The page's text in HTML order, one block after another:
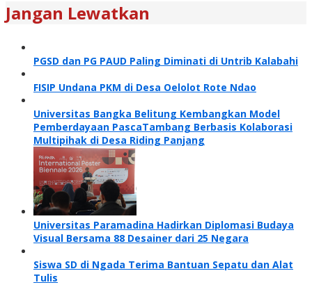
Jangan Lewatkan
PGSD dan PG PAUD Paling Diminati di Untrib Kalabahi
FISIP Undana PKM di Desa Oelolot Rote Ndao
Universitas Bangka Belitung Kembangkan Model
Pemberdayaan PascaTambang Berbasis Kolaborasi
Multipihak di Desa Riding Panjang
Universitas Paramadina Hadirkan Diplomasi Budaya
Visual Bersama 88 Desainer dari 25 Negara
Siswa SD di Ngada Terima Bantuan Sepatu dan Alat
Tulis